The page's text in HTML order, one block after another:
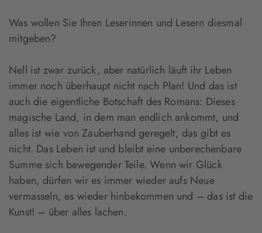
Was wollen Sie Ihren Leserinnen und Lesern diesmal
mitgeben?
Nell ist zwar zurück, aber natürlich läuft ihr Leben
immer noch überhaupt nicht nach Plan! Und das ist
auch die eigentliche Botschaft des Romans: Dieses
magische Land, in dem man endlich ankommt, und
alles ist wie von Zauberhand geregelt, das gibt es
nicht. Das Leben ist und bleibt eine unberechenbare
Summe sich bewegender Teile. Wenn wir Glück
haben, dürfen wir es immer wieder aufs Neue
vermasseln, es wieder hinbekommen und – das ist die
Kunst! – über alles lachen.